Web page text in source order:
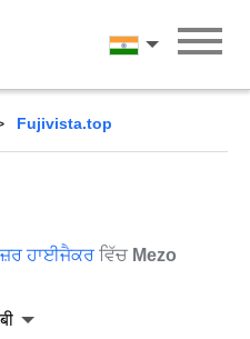
पंजाबी
Fujivista.top
ਹਾਈਜੈਕਰ ਵਿੱਚ Mezo